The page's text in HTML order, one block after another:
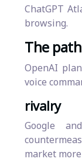
ChatGPT
browsing.
The
OpenAI
voice
rivalry
Google
market